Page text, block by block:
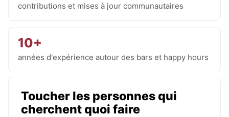
contributions et mises à jour communautaires
10+
années d'expérience autour des bars et happy hours
Toucher les personnes qui
cherchent quoi faire